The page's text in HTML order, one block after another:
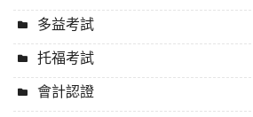
多益考試
托福考試
會計認證